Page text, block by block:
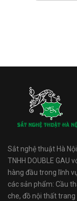
Sắt nghệ thuật Hà
TNHH DOUBLE
hàng đầu trong lĩnh
các sản phẩm: Cầu
che, đồ nội thất